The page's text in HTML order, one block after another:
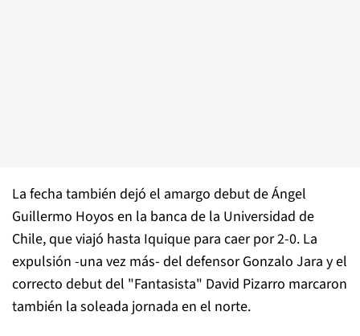
La fecha también dejó el amargo debut de Ángel
Guillermo Hoyos en la banca de la Universidad de
Chile, que viajó hasta Iquique para caer por 2-0. La
expulsión -una vez más- del defensor Gonzalo Jara y el
correcto debut del "Fantasista" David Pizarro marcaron
también la soleada jornada en el norte.